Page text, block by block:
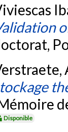
Disponible